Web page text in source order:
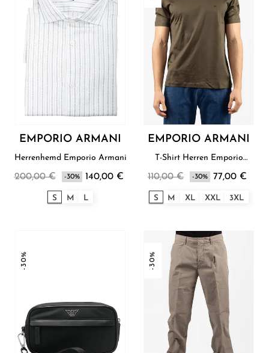
EMPORIO ARMANI
Herrenhemd Emporio Armani
200,00 € -30% 140,00 €
S M L
EMPORIO ARMANI
T-Shirt Herren Emporio
110,00 € -30% 77,00 €
S M XL XXL 3XL
-30% -30%